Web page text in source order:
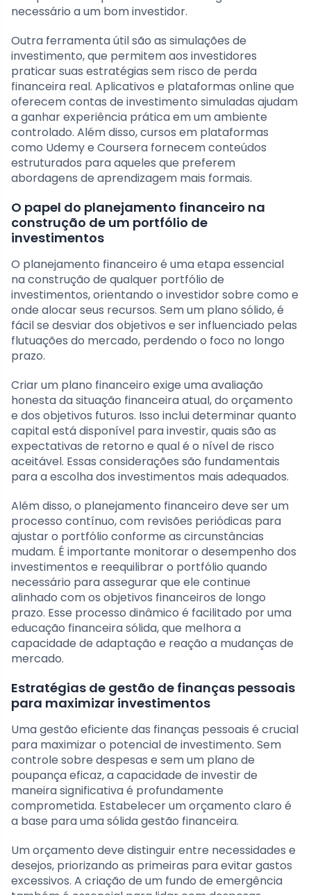
necessário a um bom investidor.
Outra ferramenta útil são as simulações de
investimento, que permitem aos investidores
praticar suas estratégias sem risco de perda
financeira real. Aplicativos e plataformas online que
oferecem contas de investimento simuladas ajudam
a ganhar experiência prática em um ambiente
controlado. Além disso, cursos em plataformas
como Udemy e Coursera fornecem conteúdos
estruturados para aqueles que preferem
abordagens de aprendizagem mais formais.
O papel do planejamento financeiro na
construção de um portfólio de
investimentos
O planejamento financeiro é uma etapa essencial
na construção de qualquer portfólio de
investimentos, orientando o investidor sobre como e
onde alocar seus recursos. Sem um plano sólido, é
fácil se desviar dos objetivos e ser influenciado pelas
flutuações do mercado, perdendo o foco no longo
prazo.
Criar um plano financeiro exige uma avaliação
honesta da situação financeira atual, do orçamento
e dos objetivos futuros. Isso inclui determinar quanto
capital está disponível para investir, quais são as
expectativas de retorno e qual é o nível de risco
aceitável. Essas considerações são fundamentais
para a escolha dos investimentos mais adequados.
Além disso, o planejamento financeiro deve ser um
processo contínuo, com revisões periódicas para
ajustar o portfólio conforme as circunstâncias
mudam. É importante monitorar o desempenho dos
investimentos e reequilibrar o portfólio quando
necessário para assegurar que ele continue
alinhado com os objetivos financeiros de longo
prazo. Esse processo dinâmico é facilitado por uma
educação financeira sólida, que melhora a
capacidade de adaptação e reação a mudanças de
mercado.
Estratégias de gestão de finanças pessoais
para maximizar investimentos
Uma gestão eficiente das finanças pessoais é crucial
para maximizar o potencial de investimento. Sem
controle sobre despesas e sem um plano de
poupança eficaz, a capacidade de investir de
maneira significativa é profundamente
comprometida. Estabelecer um orçamento claro é
a base para uma sólida gestão financeira.
Um orçamento deve distinguir entre necessidades e
desejos, priorizando as primeiras para evitar gastos
excessivos. A criação de um fundo de emergência